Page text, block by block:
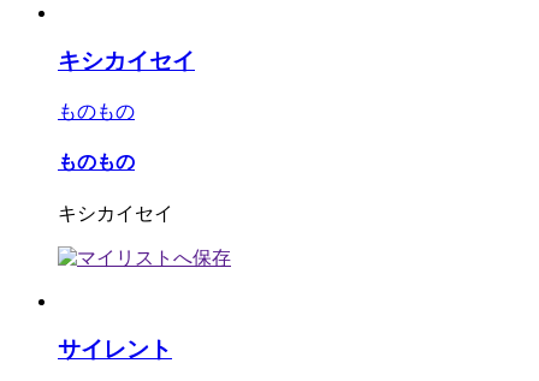
キシカイセイ
ものもの
ものもの
キシカイセイ
サイレント